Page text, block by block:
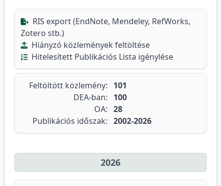
RIS export (EndNote, Mendeley, RefWorks,
Zotero stb.)
Hiányzó közlemények feltöltése
Hitelesített Publikációs Lista igénylése
Feltöltött közlemény:
101
DEA-ban:
100
OA: 28
Publikációs időszak: 2002-2026
2026